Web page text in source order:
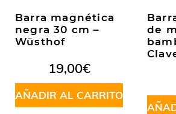
Barra magnética
negra 30 cm –
Wüsthof
19,00€
AÑADIR AL CARRITO
de